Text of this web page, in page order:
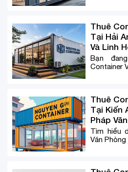
Thuê
Tại Hải
Và Linh
Bạn
Container
Thuê
Tại Kiến
Pháp
Tìm hiểu
Văn